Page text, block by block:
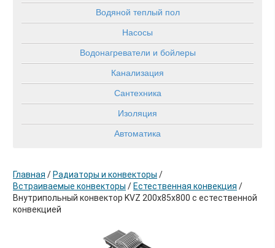
Водяной теплый пол
Насосы
Водонагреватели и бойлеры
Канализация
Сантехника
Изоляция
Автоматика
Главная / Радиаторы и конвекторы /
Встраиваемые конвекторы / Естественная конвекция /
Внутрипольный конвектор KVZ 200х85х800 с естественной
конвекцией